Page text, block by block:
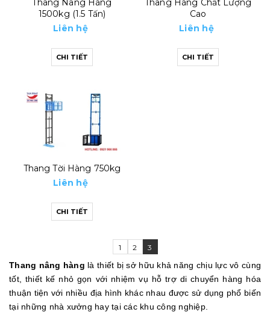
Thang Nâng Hàng
1500kg (1.5 Tấn)
Liên hệ
CHI TIẾT
Thang Hàng Chất Lượng
Cao
Liên hệ
CHI TIẾT
Thang Tời Hàng 750kg
Liên hệ
CHI TIẾT
1 2 3
Thang nâng hàng là thiết bị sở hữu khả năng chịu lực vô cùng
tốt, thiết kế nhỏ gọn với nhiệm vụ hỗ trợ di chuyển hàng hóa
thuận tiện với nhiều địa hình khác nhau được sử dụng phổ biến
tại những nhà xưởng hay tại các khu công nghiệp.